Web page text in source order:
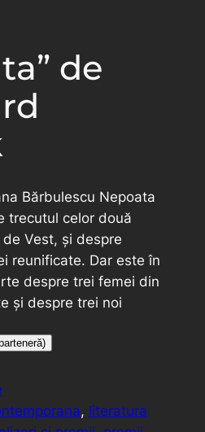
de
Bărbulescu Nepoata
trecutul celor două
Vest, şi despre
reunificate. Dar este în
despre trei femei din
şi despre trei noi
, literatura